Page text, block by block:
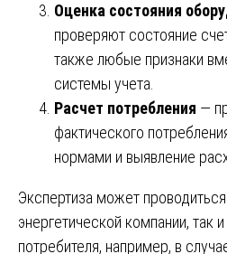
Оценка состояния
проверяют состояние
также любые признаки
системы учета.
Расчет потребления —
фактического
нормами и выявление
Экспертиза может
энергетической компании, так
потребителя, например, в